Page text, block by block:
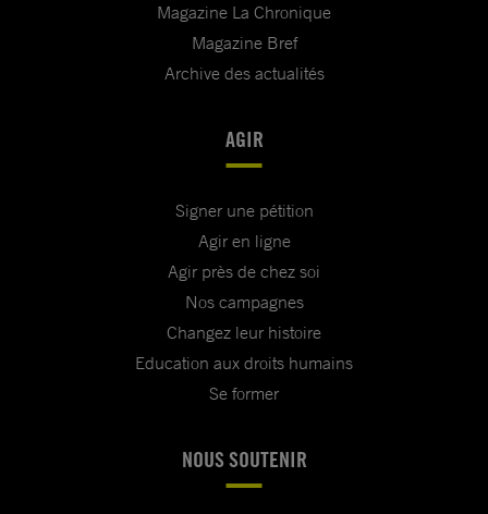
Magazine La Chronique
Magazine Bref
Archive des actualités
AGIR
Signer une pétition
Agir en ligne
Agir près de chez soi
Nos campagnes
Changez leur histoire
Education aux droits humains
Se former
NOUS SOUTENIR